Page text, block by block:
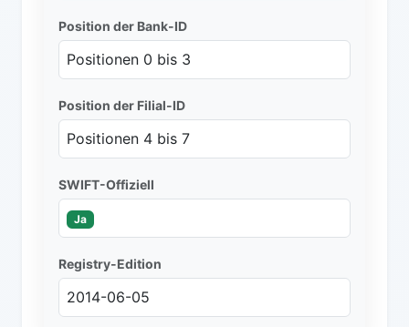
Position der Bank-ID
Positionen 0 bis 3
Position der Filial-ID
Positionen 4 bis 7
SWIFT-Offiziell
Ja
Registry-Edition
2014-06-05